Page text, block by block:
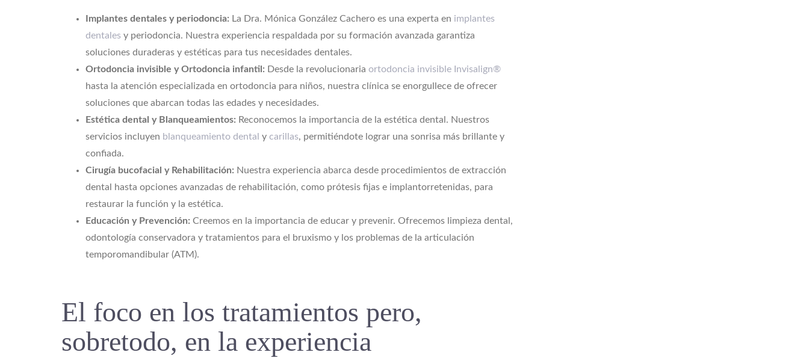
Implantes dentales y periodoncia: La Dra. Mónica González Cachero es una experta en implantes
dentales y periodoncia. Nuestra experiencia respaldada por su formación avanzada garantiza
soluciones duraderas y estéticas para tus necesidades dentales.
Ortodoncia invisible y Ortodoncia infantil: Desde la revolucionaria ortodoncia invisible Invisalign®
hasta la atención especializada en ortodoncia para niños, nuestra clínica se enorgullece de ofrecer
soluciones que abarcan todas las edades y necesidades.
Estética dental y Blanqueamientos: Reconocemos la importancia de la estética dental. Nuestros
servicios incluyen blanqueamiento dental y carillas, permitiéndote lograr una sonrisa más brillante y
confiada.
Cirugía bucofacial y Rehabilitación: Nuestra experiencia abarca desde procedimientos de extracción
dental hasta opciones avanzadas de rehabilitación, como prótesis fijas e implantorretenidas, para
restaurar la función y la estética.
Educación y Prevención: Creemos en la importancia de educar y prevenir. Ofrecemos limpieza dental,
odontología conservadora y tratamientos para el bruxismo y los problemas de la articulación
temporomandibular (ATM).
El foco en los tratamientos pero,
sobretodo, en la experiencia